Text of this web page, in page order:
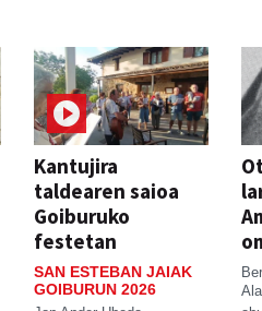
Kantujira
taldearen saioa
Goiburuko
festetan
SAN ESTEBAN JAIAK
GOIBURUN 2026